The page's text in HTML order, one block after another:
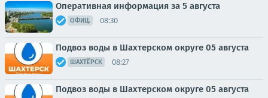
Оперативная информация за 5 августа
ОФИЦ. 08:30
Подвоз воды в Шахтерском округе 05 августа
ШАХТЁРСК 08:27
Подвоз воды в Шахтерском округе 05 августа